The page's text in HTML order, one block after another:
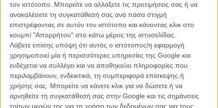
τον ιστότοπο. Μπορείτε να αλλάξετε τις προτιμήσεις σας ή να
ανακαλέσετε τη συγκατάθεσή σας ανά πάσα στιγμή
επιστρέφοντας σε αυτόν τον ιστότοπο και κάνοντας κλικ στο
κουμπί "Απορρήτου" στο κάτω μέρος της ιστοσελίδας.
Λάβετε επίσης υπόψη ότι αυτός ο ιστότοπος/η εφαρμογή
χρησιμοποιεί μία ή περισσότερες υπηρεσίες της Google και
ενδέχεται να συλλέγει και να αποθηκεύει πληροφορίες που
περιλαμβάνουν, ενδεικτικά, τη συμπεριφορά επίσκεψης ή
χρήσης σας. Μπορείτε να κάνετε κλικ για να δώσετε ή να
αρνηθείτε τη συγκατάθεσή σας στην Google και τις σημάνσεις
τρίτων μερών της για τη χρήση των δεδομένων σας για τους
Η τελευταία του μικρού μήκους ταινία «Airhostess-737» επέστρεψε
μόλις με βραβείο από το Διεθνές Φεστιβάλ Κινηματογράφου Ταινιών
Μικρού Μήκους του Clermont-Ferrand, μετά από ένα μακρύ ταξίδι
που ξεκίνησε από το Φεστιβάλ του Locarno και συνεχίστηκε,
ανάμεσα σε άλλα με το Φεστιβάλ του Τορόντο και το Φεστιβάλ του
Sundance.
Δεν είναι όμως η πρώτη φορά που ο Θανάσης Νεοφώτιστος
ταξιδεύει στον κόσμο με μια ταινία του.